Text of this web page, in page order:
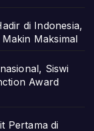
di Indonesia,
Maksimal
Siswi
Award
Pertama di